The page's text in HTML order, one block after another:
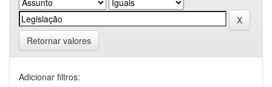
Retornar valores
Adicionar filtros: